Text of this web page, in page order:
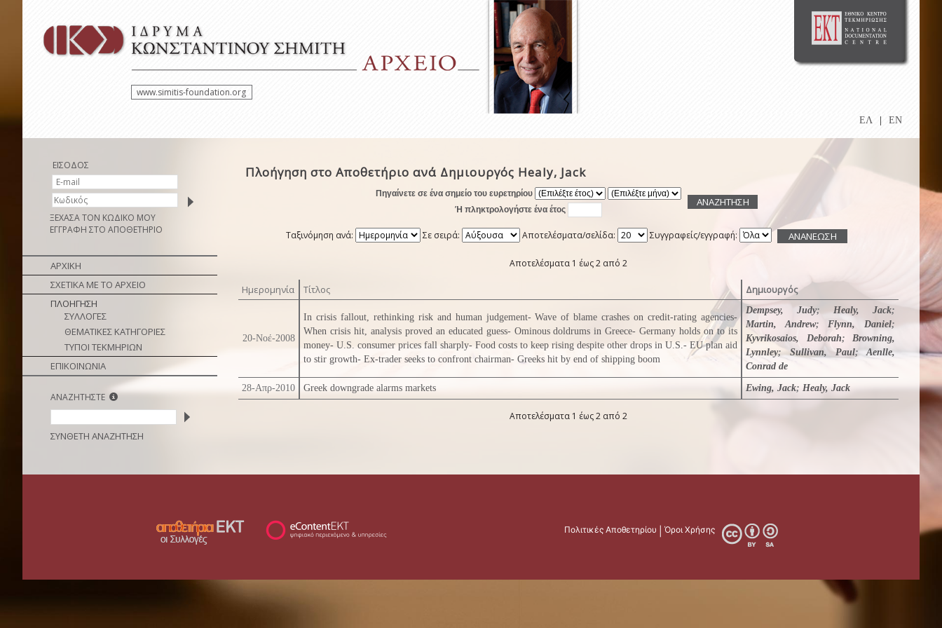
www.simitis-foundation.org
ΕΛ EN
ΕΙΣΟΔΟΣ
ΞΕΧΑΣΑ ΤΟΝ ΚΩΔΙΚΟ ΜΟΥ
ΕΓΓΡΑΦΗ ΣΤΟ ΑΠΟΘΕΤΗΡΙΟ
ΑΡΧΙΚΗ
ΣΧΕΤΙΚΑ ΜΕ ΤΟ ΑΡΧΕΙΟ
ΠΛΟΗΓΗΣΗ
ΣΥΛΛΟΓΕΣ
ΘΕΜΑΤΙΚΕΣ ΚΑΤΗΓΟΡΙΕΣ
ΤΥΠΟΙ ΤΕΚΜΗΡΙΩΝ
ΕΠΙΚΟΙΝΩΝΙΑ
ΑΝΑΖΗΤΗΣΤΕ
ΣΥΝΘΕΤΗ ΑΝΑΖΗΤΗΣΗ
Πλοήγηση στο Αποθετήριο ανά Δημιουργός Healy, Jack
Πηγαίνετε σε ένα σημείο του ευρετηρίου
Ή πληκτρολογήστε ένα έτος
Ταξινόμηση ανά: Σε σειρά: Αποτελέσματα/σελίδα: Συγγραφείς/εγγραφή:
Αποτελέσματα 1 έως 2 από 2
Ημερομηνία Τίτλος Δημιουργός
20-Νοέ-2008
In crisis fallout, rethinking risk and human judgement- Wave of blame crashes on credit-rating agencies-
When crisis hit, analysis proved an educated guess- Ominous doldrums in Greece- Germany holds on to its
money- U.S. consumer prices fall sharply- Food costs to keep rising despite other drops in U.S.- EU plan aid
to stir growth- Ex-trader seeks to confront chairman- Greeks hit by end of shipping boom
Dempsey, Judy; Healy, Jack;
Martin, Andrew;Flynn, Daniel;
Kyvrikosaios, Deborah; Browning,
Lynnley; Sullivan, Paul;Aenlle,
Conrad de
28-Απρ-2010 Greek downgrade alarms markets Ewing, Jack; Healy, Jack
Αποτελέσματα 1 έως 2 από 2